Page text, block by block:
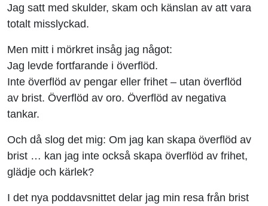
Jag satt med skulder, skam och känslan av att vara
totalt misslyckad.
Men mitt i mörkret insåg jag något:
Jag levde fortfarande i överflöd.
Inte överflöd av pengar eller frihet – utan överflöd
av brist. Överflöd av oro. Överflöd av negativa
tankar.
Och då slog det mig: Om jag kan skapa överflöd av
brist … kan jag inte också skapa överflöd av frihet,
glädje och kärlek?
I det nya poddavsnittet delar jag min resa från brist